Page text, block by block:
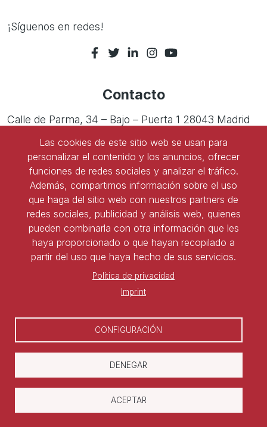
¡Síguenos en redes!
Contacto
Calle de Parma, 34 – Bajo – Puerta 1 28043 Madrid
91 543 45 47
91 827 85 68
Ser socio de ASNALA
Forma parte de la asociación y benefíciate de todas
las ventajas
Las cookies de este sitio web se usan para
personalizar el contenido y los anuncios, ofrecer
funciones de redes sociales y analizar el tráfico.
Además, compartimos información sobre el uso
que haga del sitio web con nuestros partners de
redes sociales, publicidad y análisis web, quienes
pueden combinarla con otra información que les
haya proporcionado o que hayan recopilado a
partir del uso que haya hecho de sus servicios.
Política de privacidad
Imprint
CONFIGURACIÓN
DENEGAR
ACEPTAR
Copyright © Asociación Nacional de
Laboralistas